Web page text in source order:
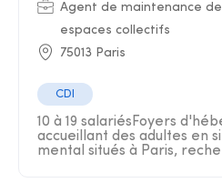
Agent de maintenance
espaces collectifs
75013 Paris
CDI
10 à 19 salariésFoyers
accueillant des adultes en
mental situés à Paris,